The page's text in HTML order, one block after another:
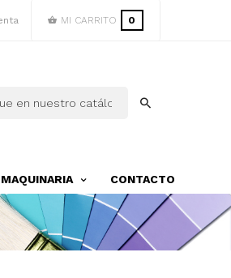
MI CARRITO 0
MAQUINARIA CONTACTO